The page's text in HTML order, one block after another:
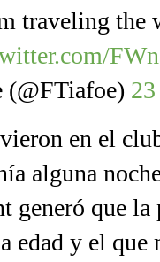
traveling the
en el
alguna
generó que
edad y el